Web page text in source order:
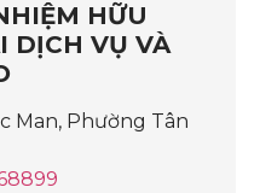
HỮU
DỊCH VỤ VÀ
Man, Phường Tân